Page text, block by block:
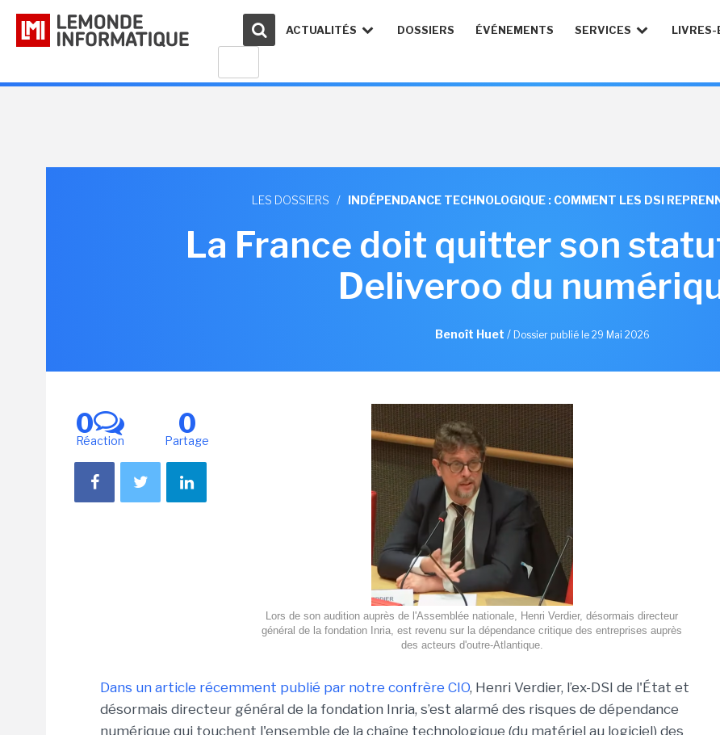
ACTUALITÉS DOSSIERS ÉVÉNEMENTS SERVICES LIVRES-
LES DOSSIERS / INDÉPENDANCE TECHNOLOGIQUE : COMMENT LES DSI
La France doit quitter son
Deliveroo du
Benoît Huet / Dossier publié le 29 Mai 2026
0
Réaction
0
Partage
Lors de son audition auprès de l'Assemblée nationale, Henri Verdier, désormais directeur
général de la fondation Inria, est revenu sur la dépendance critique des entreprises auprès
des acteurs d'outre-Atlantique.
Dans un article récemment publié par notre confrère CIO, Henri Verdier, l’ex-DSI de l'État et
désormais directeur général de la fondation Inria, s’est alarmé des risques de dépendance
numérique qui touchent l'ensemble de la chaîne technologique (du matériel au logiciel) des